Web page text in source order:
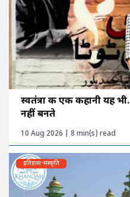
स्वतंत्रा की एक कहानी यह
नहीं बनते
10 Aug 2026 | 8 min(s) read
इतिहास-संस्कृति